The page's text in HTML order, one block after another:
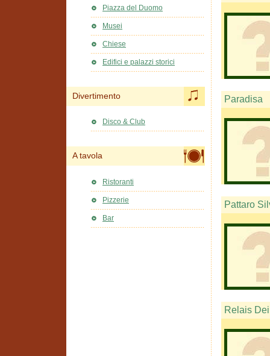
Paradisa
Pattaro
Relais
Piazza del Duomo
Musei
Chiese
Edifici e palazzi storici
Divertimento
Disco & Club
A tavola
Ristoranti
Pizzerie
Bar